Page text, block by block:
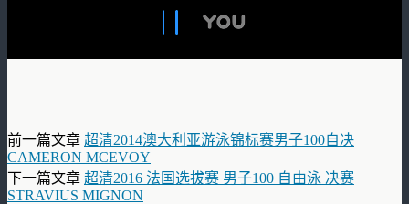
前一篇文章 超清2014澳大利亚游泳锦标赛男子100自决
CAMERON MCEVOY
下一篇文章 超清2016 法国选拔赛 男子100 自由泳 决赛
STRAVIUS MIGNON